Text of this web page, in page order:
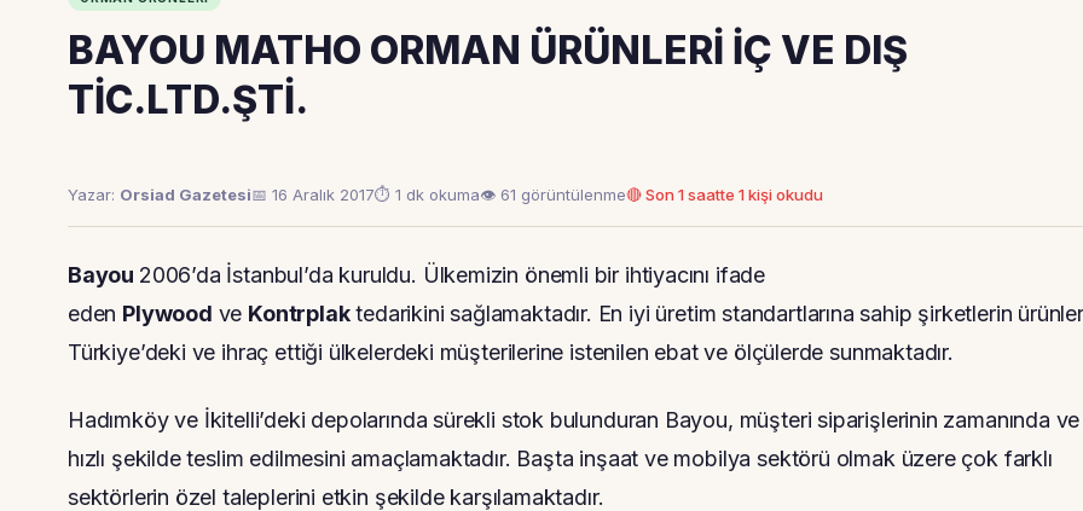
BAYOU MATHO ORMAN ÜRÜNLERİ İÇ VE DIŞ
TİC.LTD.ŞTİ.
Yazar: Orsiad Gazetesi📅 16 Aralık 2017⏱ 1 dk okuma👁 61 görüntülenme🔴 Son 1 saatte 1 kişi okudu
Bayou 2006’da İstanbul’da kuruldu. Ülkemizin önemli bir ihtiyacını ifade
eden Plywood ve Kontrplaktedarikini sağlamaktadır. En iyi üretim standartlarına sahip şirketlerin
Türkiye’deki ve ihraç ettiği ülkelerdeki müşterilerine istenilen ebat ve ölçülerde sunmaktadır.
Hadımköy ve İkitelli’deki depolarında sürekli stok bulunduran Bayou, müşteri siparişlerinin zamanında ve
hızlı şekilde teslim edilmesini amaçlamaktadır. Başta inşaat ve mobilya sektörü olmak üzere çok farklı
sektörlerin özel taleplerini etkin şekilde karşılamaktadır.